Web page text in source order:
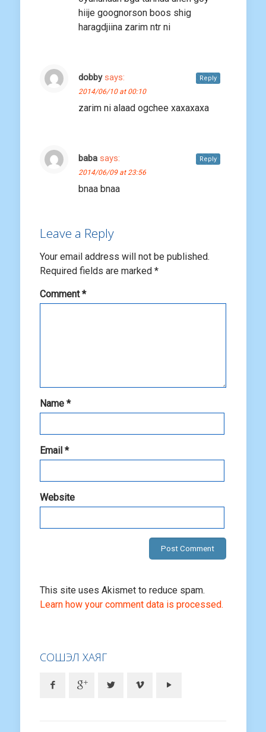
hiije goognorson boos shig
haragdjiina zarim ntr ni
dobby says:
2014/06/10 at 00:10
zarim ni alaad ogchee xaxaxaxa
Reply
baba says:
2014/06/09 at 23:56
bnaa bnaa
Reply
Leave a Reply
Your email address will not be published.
Required fields are marked *
Comment*
Name *
Email *
Website
This site uses Akismet to reduce spam.
Learn how your comment data is processed.
СОШЭЛ ХАЯГ